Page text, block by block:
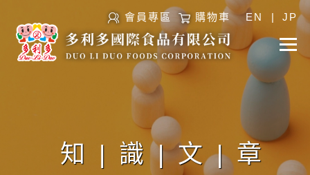
會員專區 購物車 EN JP
知|識|文|章